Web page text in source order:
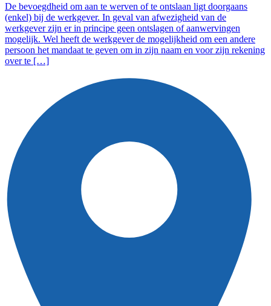
De bevoegdheid om aan te werven of te ontslaan ligt doorgaans
(enkel) bij de werkgever. In geval van afwezigheid van de
werkgever zijn er in principe geen ontslagen of aanwervingen
mogelijk. Wel heeft de werkgever de mogelijkheid om een andere
persoon het mandaat te geven om in zijn naam en voor zijn rekening
over te […]